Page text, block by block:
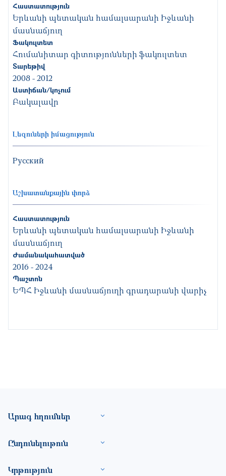
Հաստատություն
Երևանի պետական համալսարանի Իջևանի
մասնաճյուղ
Ֆակուլտետ
Հումանիտար գիտությունների ֆակուլտետ
Տարեթիվ
2008-2012
Աստիճան/կոչում
Բակալավր
Լեզուների իմացություն
Русский
Աշխատանքային փորձ
Հաստատություն
Երևանի պետական համալսարանի Իջևանի
մասնաճյուղ
Ժամանակահատված
2016 -2024
Պաշտոն
ԵՊՀ Իջևանի մասնաճյուղի գրադարանի վարիչ
Footer site information
Արագ հղումներ
Ընդունելութուն
Կրթություն